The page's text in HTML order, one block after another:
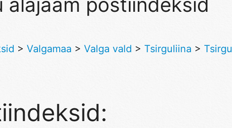
alajaam postiindeksid
> Valgamaa > Valga vald > Tsirguliina > Tsirgu